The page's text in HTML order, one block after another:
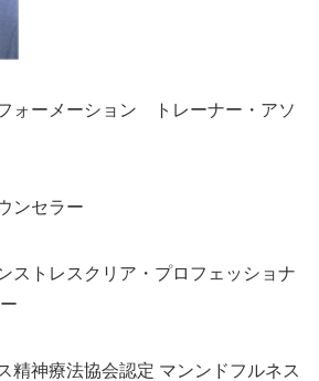
ォーメーション トレーナー・アソ
ンセラー
ストレスクリア・プロフェッショナ
精神療法協会認定 マンンドフルネス